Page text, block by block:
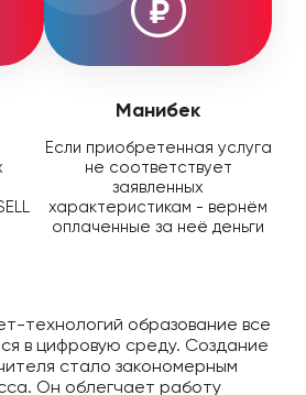
Манибек
Если приобретенная услуга
не соответствует
заявленных
характеристикам - вернём
оплаченные за неё деньги
технологий образование все
в цифровую среду. Создание
стало закономерным
Он облегчает работу